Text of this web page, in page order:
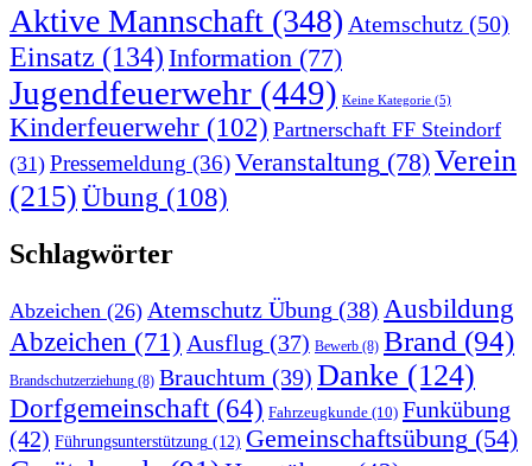
Aktive Mannschaft (348) Atemschutz (50)
Einsatz (134) Information (77)
Jugendfeuerwehr (449) Keine Kategorie (5)
Kinderfeuerwehr (102) Partnerschaft FF Steindorf
(31) Pressemeldung (36)Veranstaltung (78)Verein
(215)Übung (108)
Schlagwörter
Abzeichen (26) Atemschutz Übung (38) Ausbildung
Abzeichen (71) Ausflug (37) Bewerb (8) Brand (94)
Brandschutzerziehung (8) Brauchtum (39) Danke (124)
Dorfgemeinschaft(64) Fahrzeugkunde (10) Funkübung
(42) Führungsunterstützung (12) Gemeinschaftsübung (54)